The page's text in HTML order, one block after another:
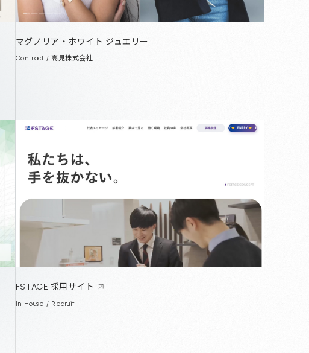
マグノリア・ホワイト ジュエリー
Contract / 高見株式会社
FSTAGE 採用サイト
In House / Recruit